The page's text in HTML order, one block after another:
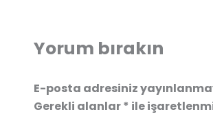
Yorum bırakın
E-posta adresiniz
Gerekli alanlar* ile